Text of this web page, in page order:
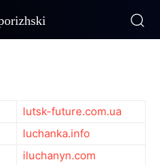
lutsk-future.com.ua
luchanka.info
iluchanyn.com